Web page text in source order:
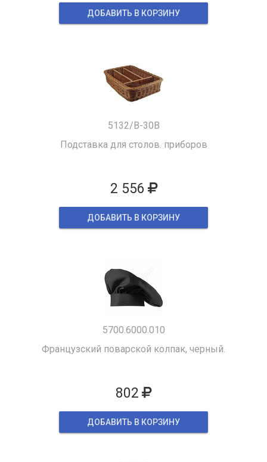
ДОБАВИТЬ В КОРЗИНУ
5132/B-30B
Подставка для столов. приборов
2 556
ДОБАВИТЬ В КОРЗИНУ
5700.6000.010
Французский поварской колпак, черный.
802
ДОБАВИТЬ В КОРЗИНУ